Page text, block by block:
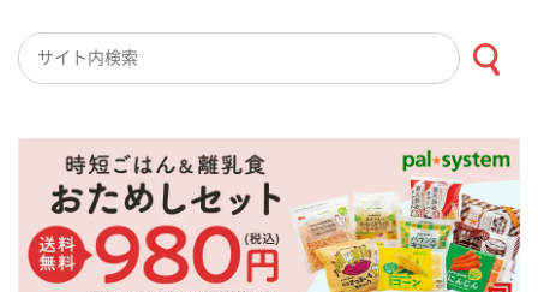
検索キーワード入力